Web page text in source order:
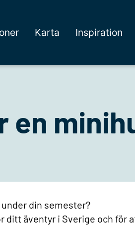
Karta Inspiration
en
din semester?
ditt äventyr i Sverige och för